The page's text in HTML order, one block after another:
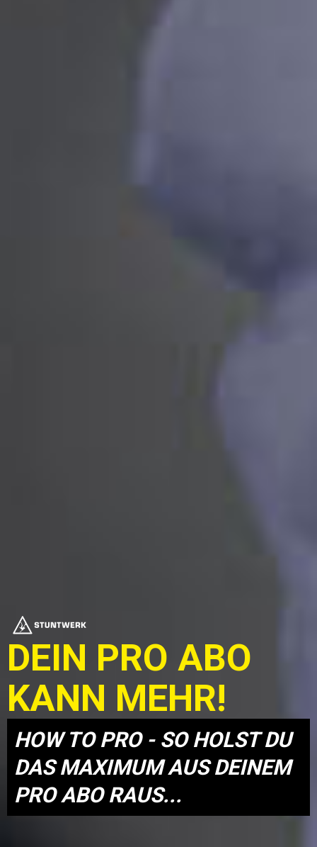
DEIN PRO ABO
KANN MEHR!
HOW TO PRO - SO HOLST DU
DAS MAXIMUM AUS DEINEM
PRO ABO RAUS...